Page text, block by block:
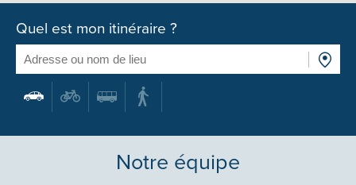
Quel est mon itinéraire ?
Notre équipe